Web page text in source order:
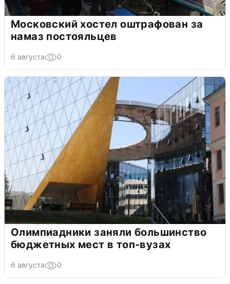
Московский хостел оштрафован за
намаз постояльцев
6 августа 0
Олимпиадники заняли большинство
бюджетных мест в топ-вузах
6 августа 0